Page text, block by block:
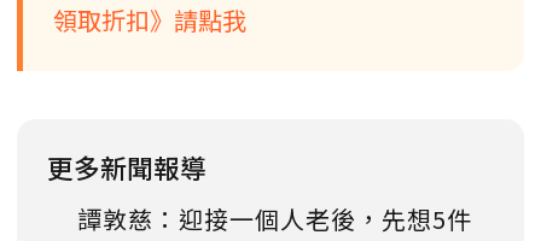
領取折扣》請點我
更多新聞報導
譚敦慈：迎接一個人老後，先想5件